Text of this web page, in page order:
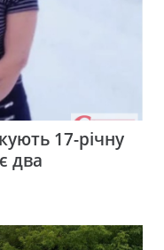
17-річну
два